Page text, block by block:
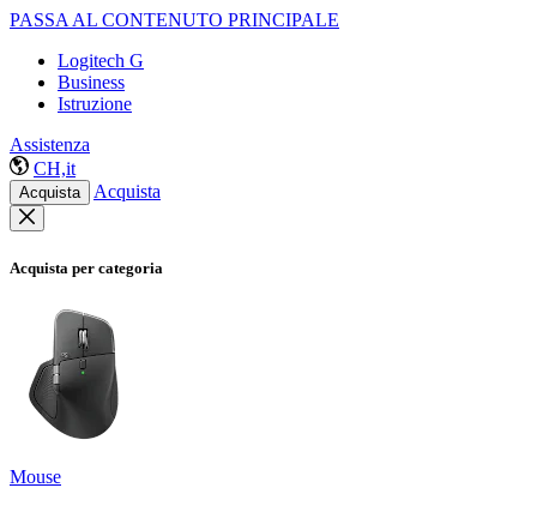
PASSA AL CONTENUTO PRINCIPALE
Logitech G
Business
Istruzione
Assistenza
CH,it
Acquista Acquista
Acquista per categoria
Mouse